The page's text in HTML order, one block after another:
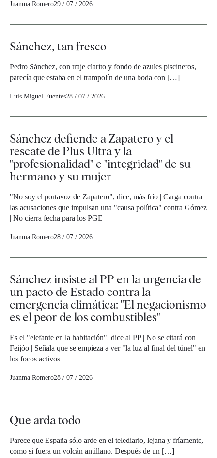
Juanma Romero29 / 07 / 2026
Sánchez, tan fresco
Pedro Sánchez, con traje clarito y fondo de azules piscineros,
parecía que estaba en el trampolín de una boda con […]
Luis Miguel Fuentes28 / 07 / 2026
Sánchez defiende a Zapatero y el
rescate de Plus Ultra y la
"profesionalidad" e "integridad" de su
hermano y su mujer
"No soy el portavoz de Zapatero", dice, más frío | Carga contra
las acusaciones que impulsan una "causa política" contra Gómez
| No cierra fecha para los PGE
Juanma Romero28 / 07 / 2026
Sánchez insiste al PP en la urgencia de
un pacto de Estado contra la
emergencia climática: "El negacionismo
es el peor de los combustibles"
Es el "elefante en la habitación", dice al PP | No se citará con
Feijóo | Señala que se empieza a ver "la luz al final del túnel" en
los focos activos
Juanma Romero28 / 07 / 2026
Que arda todo
Parece que España sólo arde en el telediario, lejana y fríamente,
como si fuera un volcán antillano. Después de un […]